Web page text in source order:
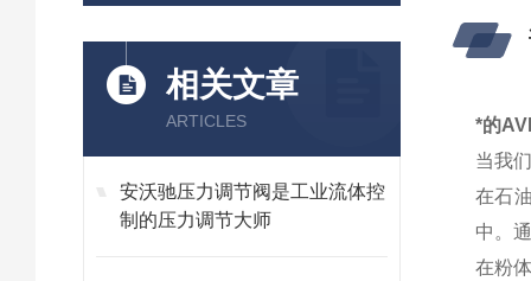
相关文章
ARTICLES
安沃驰压力调节阀是工业流体控
制的压力调节大师
*的
当我
在石
中。
在粉